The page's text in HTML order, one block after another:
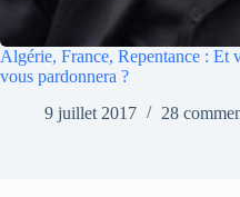
Algérie, France, Repentance :
vous pardonnera ?
9 juillet 2017
28